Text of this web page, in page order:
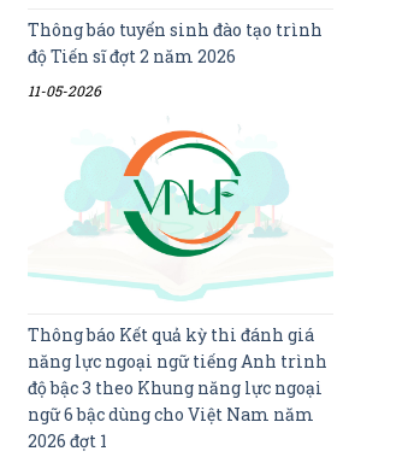
Thông báo tuyển sinh đào tạo trình
độ Tiến sĩ đợt 2 năm 2026
11-05-2026
Thông báo Kết quả kỳ thi đánh giá
năng lực ngoại ngữ tiếng Anh trình
độ bậc 3 theo Khung năng lực ngoại
ngữ 6 bậc dùng cho Việt Nam năm
2026 đợt 1